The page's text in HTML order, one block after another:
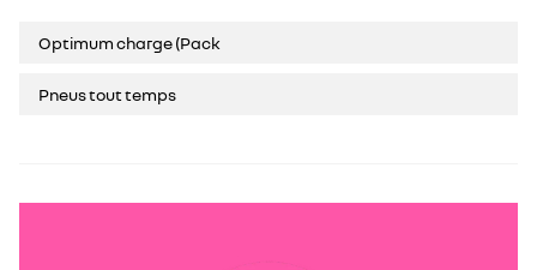
Optimum charge (Pack
Pneus tout temps